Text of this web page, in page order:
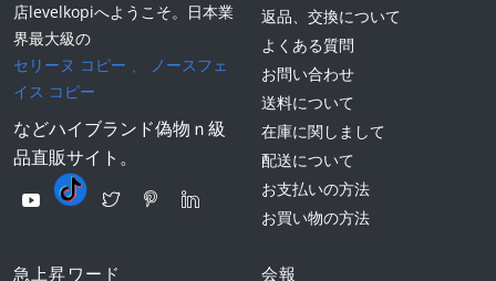
店levelkopiへようこそ。日本業
界最大級の
セリーヌ コピー 、
ノースフェ
イス コピー
などハイブランド偽物ｎ級
品直販サイト。
返品、交換について
よくある質問
お問い合わせ
送料について
在庫に関しまして
配送について
お支払いの方法
お買い物の方法
急上昇ワード 会報